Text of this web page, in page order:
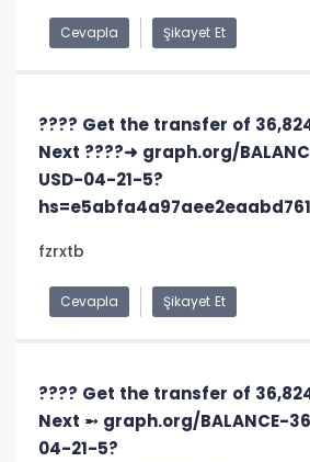
Cevapla Şikayet Et
???? Get the transfer of
Next ????➜ graph.org/
USD-04-21-5?
fzrxtb
Cevapla Şikayet Et
???? Get the transfer of
Next ➵ graph.org/BALANCE-
04-21-5?